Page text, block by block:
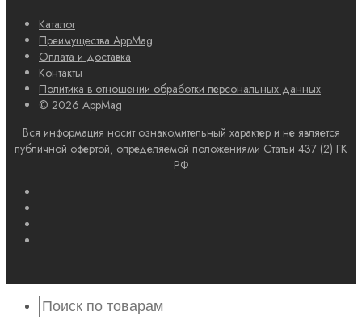
Каталог
Преимущества AppMag
Оплата и доставка
Контакты
Политика в отношении обработки персональных данных
© 2026 AppMag
Вся информация носит ознакомительный характер и не является
публичной офертой, определяемой положениями Статьи 437 (2) ГК
РФ